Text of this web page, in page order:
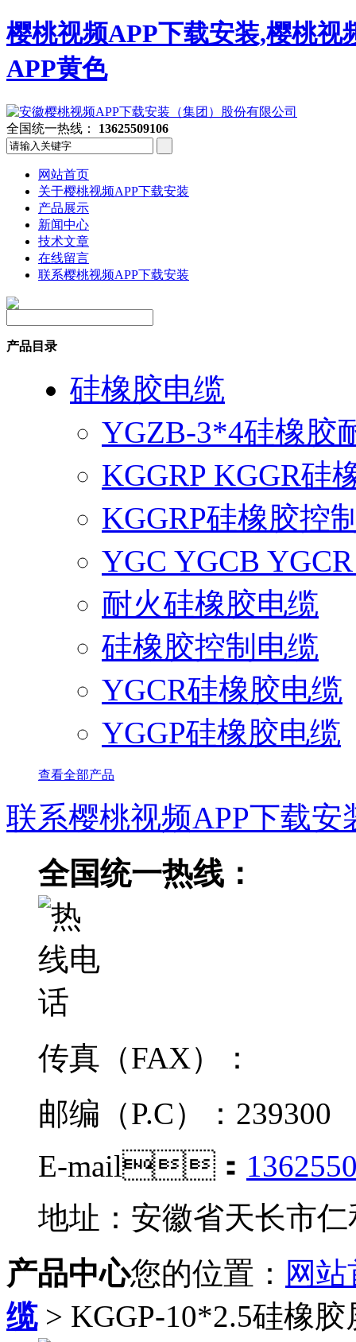
樱桃视频APP下载安装,樱桃
APP黄色
全国统一热线： 13625509106
网站首页
关于樱桃视频APP下载安装
产品展示
新闻中心
技术文章
在线留言
联系樱桃视频APP下载安装
产品目录
硅橡胶电缆
YGZB-3*4硅橡胶
KGGRP KGGR硅
KGGRP硅橡胶控
YGC YGCB
耐火硅橡胶电缆
硅橡胶控制电缆
YGCR硅橡胶电缆
YGGP硅橡胶电缆
查看全部产品
联系樱桃视频APP下载安
全国统一热线：
传真（FAX）：
邮编（P.C）：239300
E-mail：
地址：安徽省天长市
产品中心您的位置： 网
缆> KGGP-10*2.5硅橡